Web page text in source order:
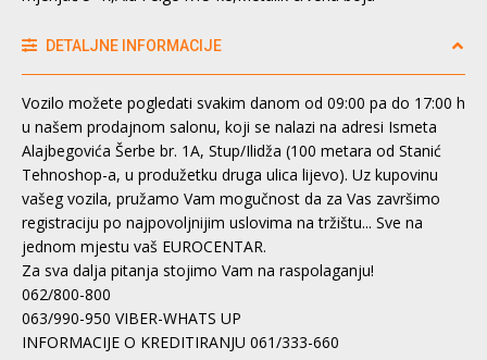
DETALJNE INFORMACIJE
Vozilo možete pogledati svakim danom od 09:00 pa do 17:00 h
u našem prodajnom salonu, koji se nalazi na adresi Ismeta
Alajbegovića Šerbe br. 1A, Stup/Ilidža (100 metara od Stanić
Tehnoshop-a, u produžetku druga ulica lijevo). Uz kupovinu
vašeg vozila, pružamo Vam mogučnost da za Vas završimo
registraciju po najpovoljnijim uslovima na tržištu... Sve na
jednom mjestu vaš EUROCENTAR.
Za sva dalja pitanja stojimo Vam na raspolaganju!
062/800-800
063/990-950 VIBER-WHATS UP
INFORMACIJE O KREDITIRANJU 061/333-660